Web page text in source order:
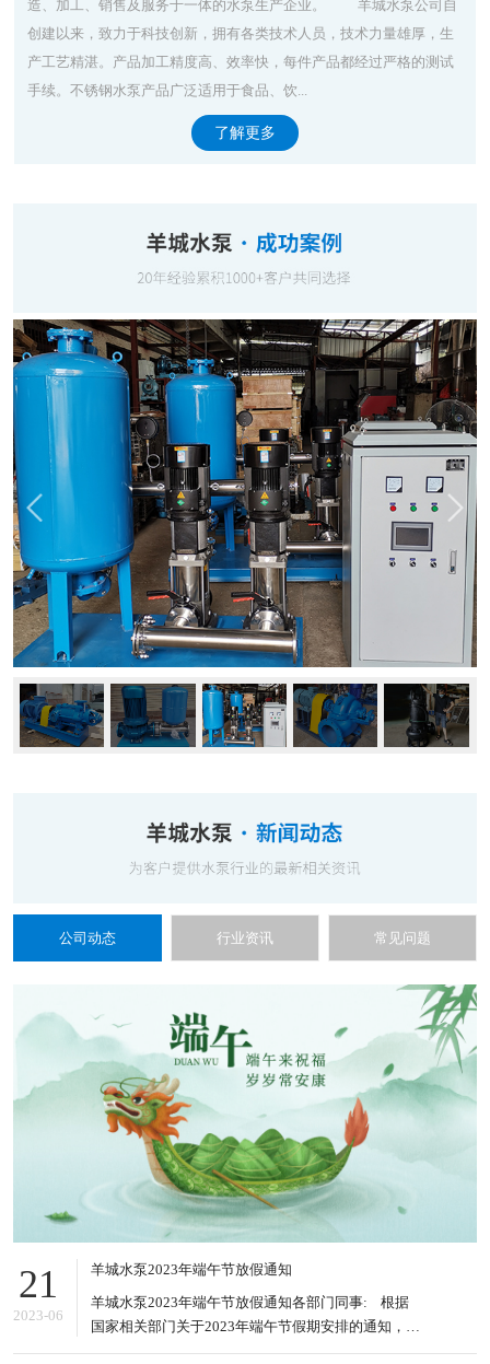
造、加工、销售及服务于一体的水泵生产企业。 羊城水泵公司自
创建以来，致力于科技创新，拥有各类技术人员，技术力量雄厚，生
产工艺精湛。产品加工精度高、效率快，每件产品都经过严格的测试
手续。不锈钢水泵产品广泛适用于食品、饮...
了解更多
公司动态 行业资讯 常见问题
21
2023-06
羊城水泵2023年端午节放假通知
羊城水泵2023年端午节放假通知各部门同事: 根据
国家相关部门关于2023年端午节假期安排的通知，结
合本公司的实际情况，现将2023年端午节放假的有关